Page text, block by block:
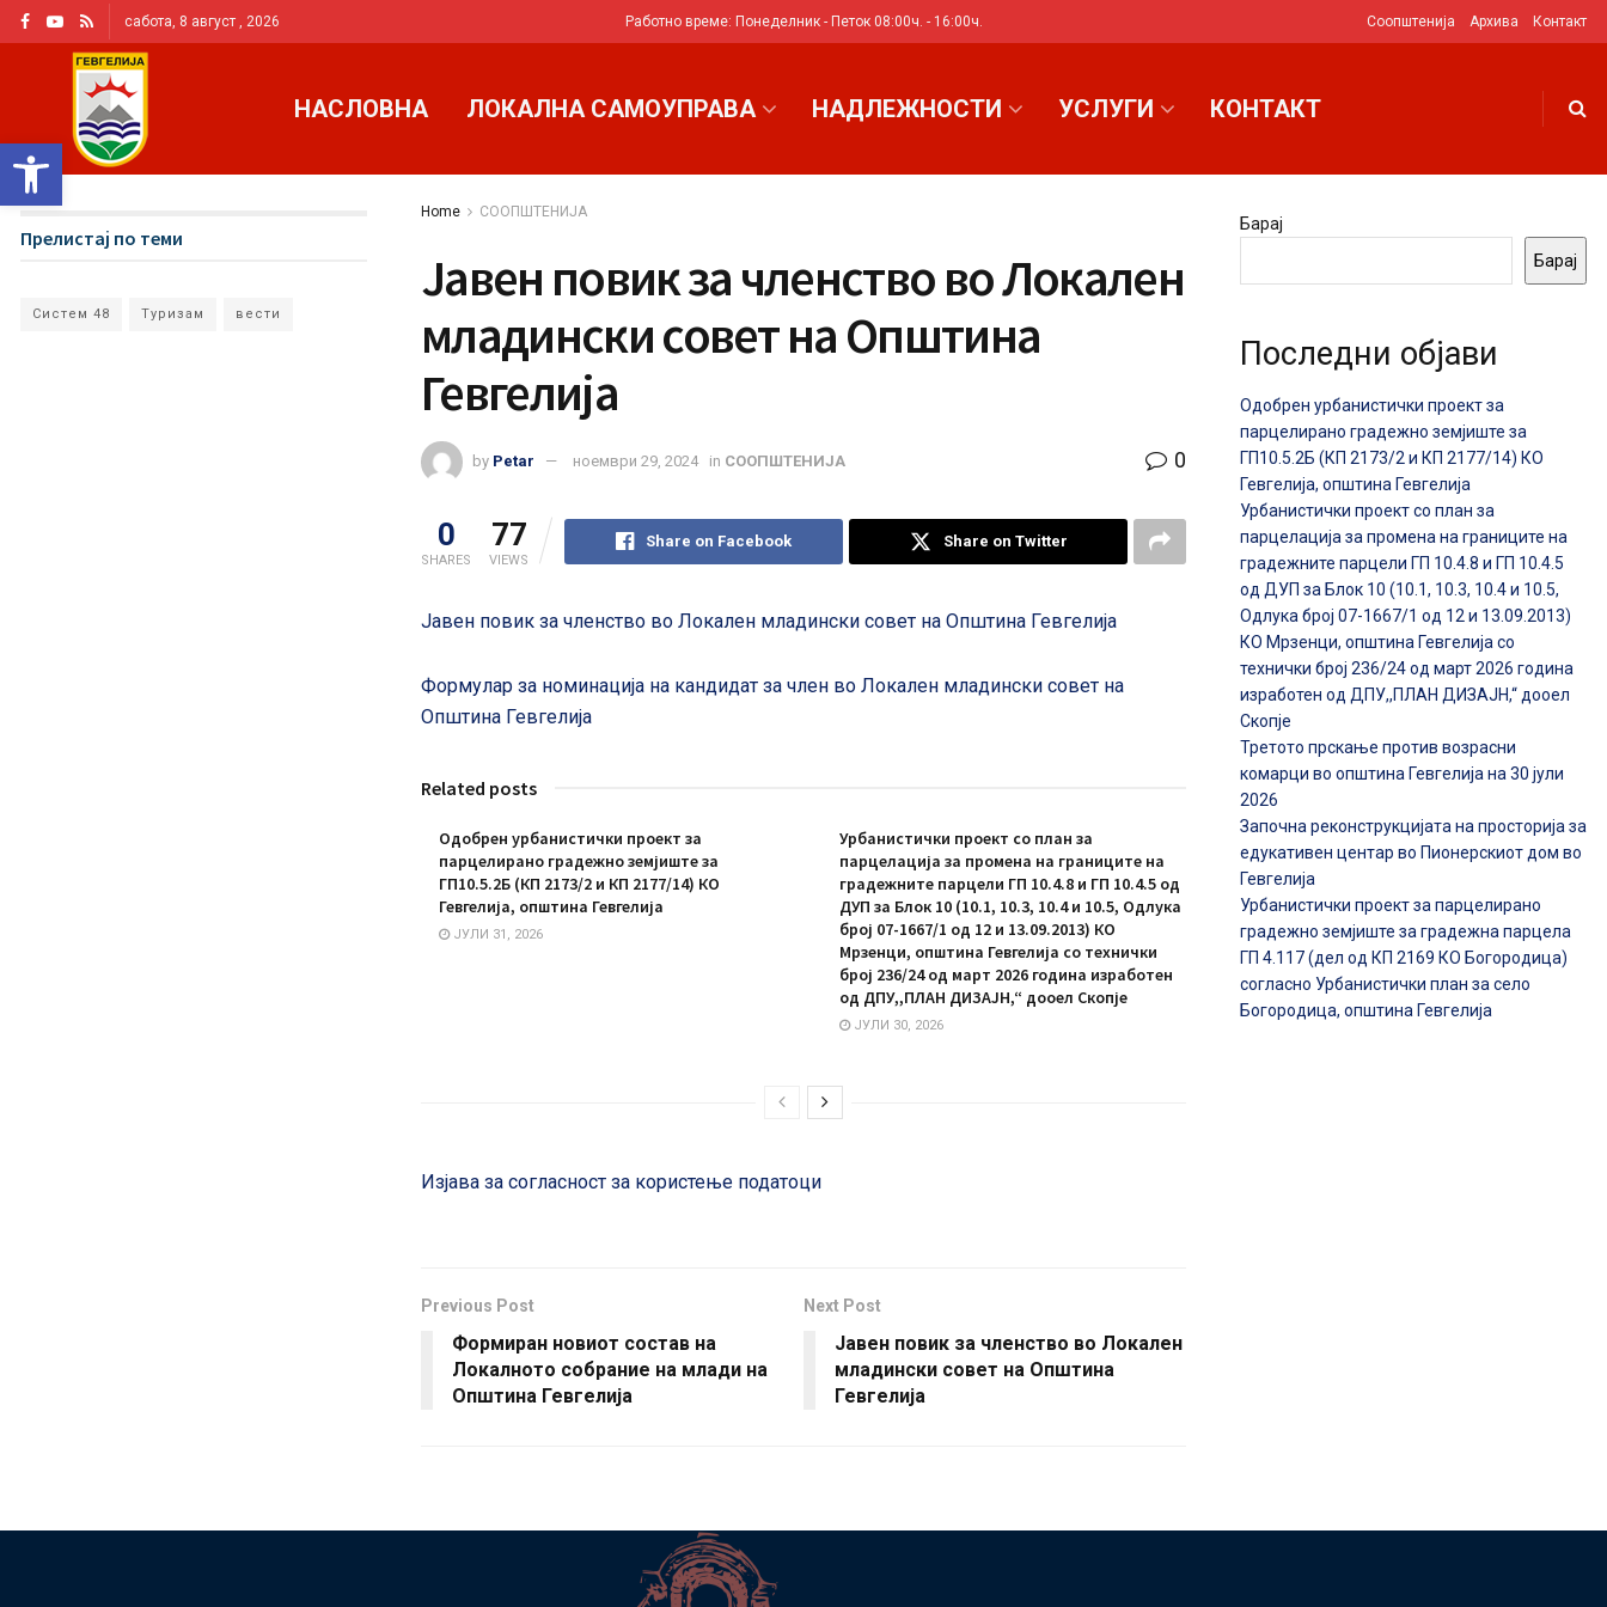
Open toolbar
сабота, 8 август , 2026 Работно време: Понеделник - Петок 08:00ч. - 16:00ч. Соопштенија Архива Контакт
НАСЛОВНА ЛОКАЛНА САМОУПРАВА НАДЛЕЖНОСТИ УСЛУГИ КОНТАКТ
Home СООПШТЕНИЈА
Јавен повик за членство во Локален
младински совет на Општина
Гевгелија
by Petar ноември 29, 2024 in СООПШТЕНИЈА 0
0
SHARES
77
VIEWS
Share on Facebook Share on Twitter
Јавен повик за членство во Локален младински совет на Општина Гевгелија
Формулар за номинација на кандидат за член во Локален младински совет на
Општина Гевгелија
Related posts
Одобрен урбанистички проект за
парцелирано градежно земјиште за
ГП10.5.2Б (КП 2173/2 и КП 2177/14) КО
Гевгелија, општина Гевгелија
ЈУЛИ 31, 2026
Урбанистички проект со план за
парцелација за промена на границите на
градежните парцели ГП 10.4.8 и ГП 10.4.5 од
ДУП за Блок 10 (10.1, 10.3, 10.4 и 10.5, Одлука
број 07-1667/1 од 12 и 13.09.2013) КО
Мрзенци, општина Гевгелија со технички
број 236/24 од март 2026 година изработен
од ДПУ,,ПЛАН ДИЗАЈН,“ дооел Скопје
ЈУЛИ 30, 2026
Изјава за согласност за користење податоци
Previous Post
Формиран новиот состав на
Локалното собрание на млади на
Општина Гевгелија
Next Post
Јавен повик за членство во Локален
младински совет на Општина
Гевгелија
Прелистај по теми
Систем 48 Туризам вести
Барај
Барај
Последни објави
Одобрен урбанистички проект за
парцелирано градежно земјиште за
ГП10.5.2Б (КП 2173/2 и КП 2177/14) КО
Гевгелија, општина Гевгелија
Урбанистички проект со план за
парцелација за промена на границите на
градежните парцели ГП 10.4.8 и ГП 10.4.5
од ДУП за Блок 10 (10.1, 10.3, 10.4 и 10.5,
Одлука број 07-1667/1 од 12 и 13.09.2013)
КО Мрзенци, општина Гевгелија со
технички број 236/24 од март 2026 година
изработен од ДПУ,,ПЛАН ДИЗАЈН,“ дооел
Скопје
Третото прскање против возрасни
комарци во општина Гевгелија на 30 јули
2026
Започна реконструкцијата на просторија за
едукативен центар во Пионерскиот дом во
Гевгелија
Урбанистички проект за парцелирано
градежно земјиште за градежна парцела
ГП 4.117 (дел од КП 2169 КО Богородица)
согласно Урбанистички план за село
Богородица, општина Гевгелија